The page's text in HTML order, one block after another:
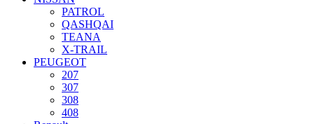
PATROL
QASHQAI
TEANA
X-TRAIL
PEUGEOT
207
307
308
408